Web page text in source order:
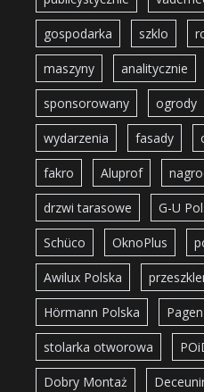
gospodarka szklo
maszyny analitycznie
sponsorowany ogrody
wydarzenia fasady
fakro Aluprof
drzwi tarasowe G-U
Schüco OknoPlus
Awilux Polska
Hörmann Polska Pagen
stolarka otworowa
Dobry Montaż